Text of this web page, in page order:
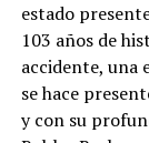
estado
103 años de
accidente, una
se hace
y con su